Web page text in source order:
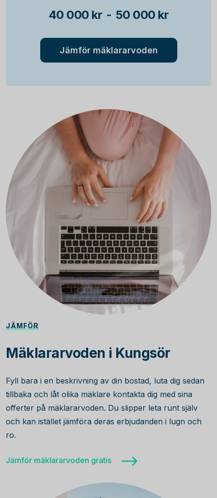
40 000 kr - 50 000 kr
Jämför mäklararvoden
JÄMFÖR
Mäklararvoden i Kungsör
Fyll bara i en beskrivning av din bostad, luta dig sedan
tillbaka och låt olika mäklare kontakta dig med sina
offerter på mäklararvoden. Du slipper leta runt själv
och kan istället jämföra deras erbjudanden i lugn och
ro.
Jämför mäklararvoden gratis